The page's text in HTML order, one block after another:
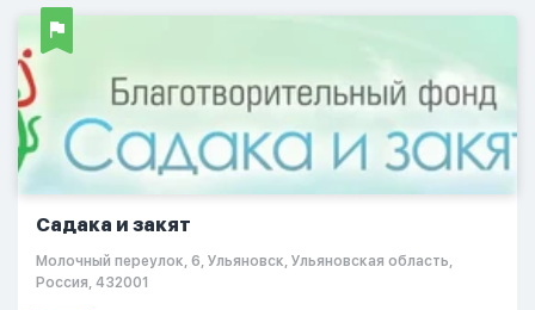
Садака и закят
Молочный переулок, 6, Ульяновск, Ульяновская область,
Россия, 432001